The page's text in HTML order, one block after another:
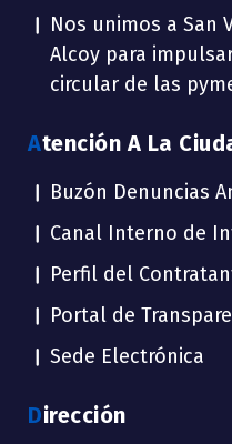
Nos unimos a San
Alcoy para
circular de las
Atención A La
Buzón Denuncias
Canal Interno de
Perfil del
Portal de
Sede Electrónica
Dirección